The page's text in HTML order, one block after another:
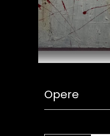
Opere